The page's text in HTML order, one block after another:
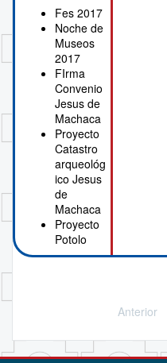
Fes 2017
Noche de
Museos
2017
FIrma
Convenio
Jesus de
Machaca
Proyecto
Catastro
arqueológ
ico Jesus
de
Machaca
Proyecto
Potolo
Anterior